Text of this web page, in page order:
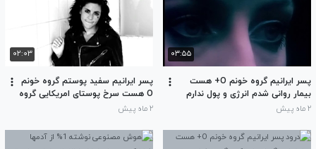
۰۳:۵۵
پسر ایرانیم گروه خونم O+ هست
بیمار روانی شدم انرژی و پول ندارم
۲ ماه پیش
۰۲:۰۳
پسر ایرانیم سفید پوستم گروه خونم
O هست سرخ پوستای امریکایی گروه
۲ ماه پیش